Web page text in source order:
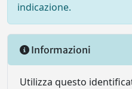
indicazione.
Informazioni
Utilizza questo